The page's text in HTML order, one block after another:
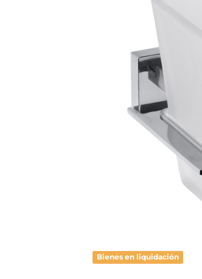
Bienes en liquidación